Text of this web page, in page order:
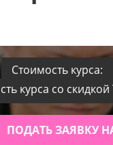
Стоимость курса:
курса со скидкой
ПОДАТЬ ЗАЯВКУ